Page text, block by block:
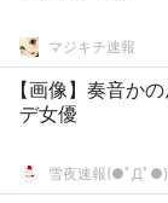
マジキチ速報
【画像】奏音か
デ女優
雪夜速報(●ﾟДﾟ